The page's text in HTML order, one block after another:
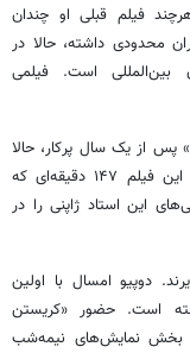
فیلم قبلی او چندان
محدودی داشته، حالا در
است. فیلمی
پس از یک سال پرکار، حالا
با یک اثر در ژانر سینمای سامورایی بازگشته است. این فیلم ۱۴۷ دقیقه‌ای که
این استاد ژاپنی را در
دوپیو امسال با اولین
است. حضور «کریستن
بخش نمایش‌های نیمه‌شب